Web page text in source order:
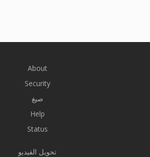
About
Security
صيغ
Help
Status
تحويل الفيديو